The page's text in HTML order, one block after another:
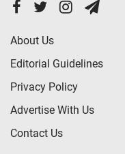
About Us
Editorial Guidelines
Privacy Policy
Advertise With Us
Contact Us